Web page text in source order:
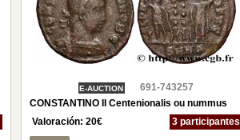
E-AUCTION
691-743257
CONSTANTINO II Centenionalis ou nummus
Valoración:20€ 3 participantes